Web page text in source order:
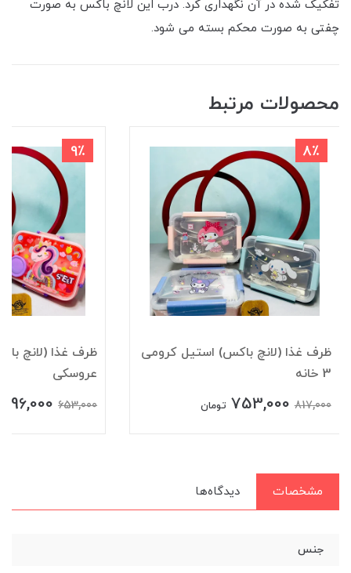
تفکیک شده در آن نگهداری کرد. درب این لانچ باکس به صورت
چفتی به صورت محکم بسته می شود.
محصولات مرتبط
8٪
ظرف غذا (لانچ باکس) استیل کرومی
3 خانه
817,000
753,000 تومان
9٪
ظرف غذا (لانچ
عروسکی
653,000
596,000
مشخصات دیدگاه‌ها
جنس